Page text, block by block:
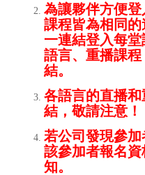
為讓夥伴方便
課程皆為相同
一連結登入每
語言、重播課
結。
各語言的直播
結，敬請注意！
若公司發現參
該參加者報名
知。